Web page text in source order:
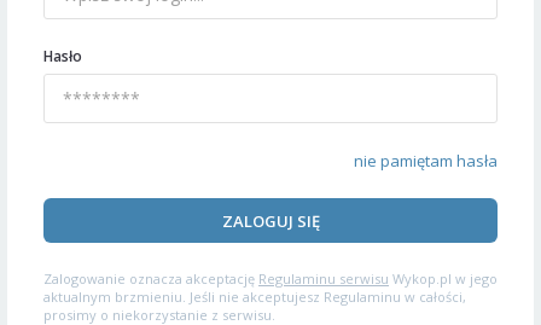
Hasło
nie pamiętam hasła
ZALOGUJ SIĘ
Zalogowanie oznacza akceptację Regulaminu serwisu Wykop.pl w jego
aktualnym brzmieniu. Jeśli nie akceptujesz Regulaminu w całości,
prosimy o niekorzystanie z serwisu.